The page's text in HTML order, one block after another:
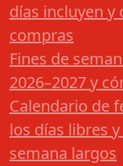
días incluyen
compras
Fines de
2026–2027 y
Calendario de
los días libres
semana largos